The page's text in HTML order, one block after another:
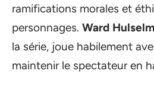
ramifications morales et
personnages. Ward
la série, joue habilement
maintenir le spectateur en